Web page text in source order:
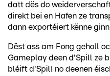
datt dës do
direkt bei en Hafen ze
dann exportéiert kënne
Dëst ass am Fong geholl
Gameplay deen d'Spill ze
bléift d'Spill no deenen